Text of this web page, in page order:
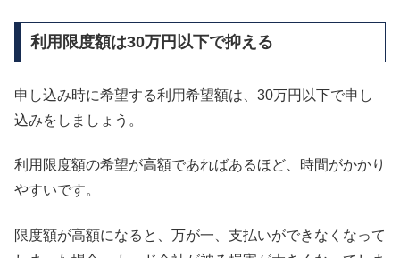
利用限度額は30万円以下で抑える
申し込み時に希望する利用希望額は、30万円以下で申し
込みをしましょう。
利用限度額の希望が高額であればあるほど、時間がかかり
やすいです。
限度額が高額になると、万が一、支払いができなくなって